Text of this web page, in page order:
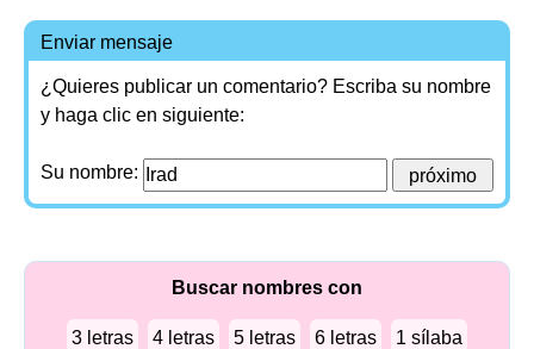
Enviar mensaje
¿Quieres publicar un comentario? Escriba su nombre
y haga clic en siguiente:
Su nombre:
Buscar nombres con
3 letras 4 letras 5 letras 6 letras 1 sílaba